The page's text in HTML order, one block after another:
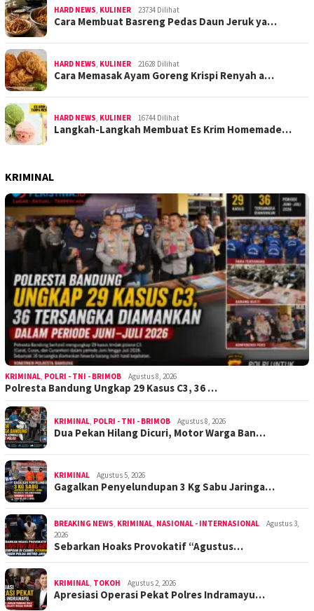
HARD NEWS, KULINER 23734 Dilihat
Cara Membuat Basreng Pedas Daun Jeruk ya…
HARD NEWS, KULINER 21628 Dilihat
Cara Memasak Ayam Goreng Krispi Renyah a…
HARD NEWS, KULINER 16744 Dilihat
Langkah-Langkah Membuat Es Krim Homemade…
KRIMINAL
KRIMINAL, POLRI - TNI - BRIMOB Agustus 8, 2026
Polresta Bandung Ungkap 29 Kasus C3, 36 …
KRIMINAL, POLRI - TNI - BRIMOB Agustus 8, 2026
Dua Pekan Hilang Dicuri, Motor Warga Ban…
KRIMINAL Agustus 5, 2026
Gagalkan Penyelundupan 3 Kg Sabu Jaringa…
BREAKING NEWS, KRIMINAL, NASIONAL - INTERNASIONAL
Agustus 3,
2026
Sebarkan Hoaks Provokatif “Agustus…
KRIMINAL, TOKOH Agustus 2, 2026
Apresiasi Operasi Pekat Polres Indramayu…